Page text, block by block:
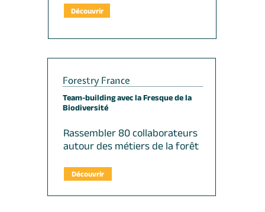
Forestry France
Team-building avec la Fresque de la
Biodiversité
Rassembler 80 collaborateurs
autour des métiers de la forêt
Découvrir
Découvrir